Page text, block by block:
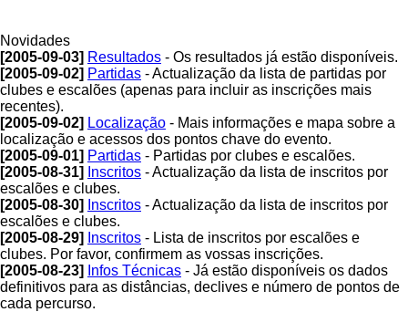
Novidades
[2005-09-03] Resultados - Os resultados já estão disponíveis.
[2005-09-02] Partidas - Actualização da lista de partidas por
clubes e escalões (apenas para incluir as inscrições mais
recentes).
[2005-09-02] Localização - Mais informações e mapa sobre a
localização e acessos dos pontos chave do evento.
[2005-09-01] Partidas - Partidas por clubes e escalões.
[2005-08-31]
Inscritos - Actualização da lista de inscritos por
escalões e clubes.
[2005-08-30]
Inscritos - Actualização da lista de inscritos por
escalões e clubes.
[2005-08-29]
Inscritos - Lista de inscritos por escalões e
clubes. Por favor, confirmem as vossas inscrições.
[2005-08-23]
Infos Técnicas - Já estão disponíveis os dados
definitivos para as distâncias, declives e número de pontos de
cada percurso.